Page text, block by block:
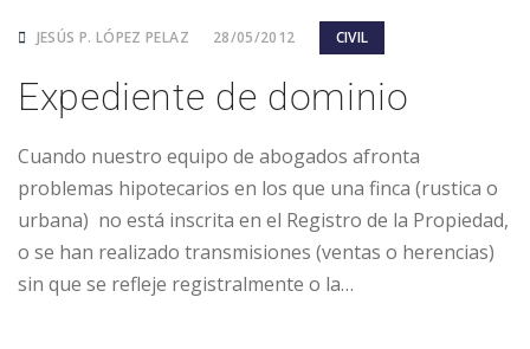
JESÚS P. LÓPEZ PELAZ 28/05/2012 CIVIL
Expediente de dominio
Cuando nuestro equipo de abogados afronta
problemas hipotecarios en los que una finca (rustica o
urbana) no está inscrita en el Registro de la Propiedad,
o se han realizado transmisiones (ventas o herencias)
sin que se refleje registralmente o la…